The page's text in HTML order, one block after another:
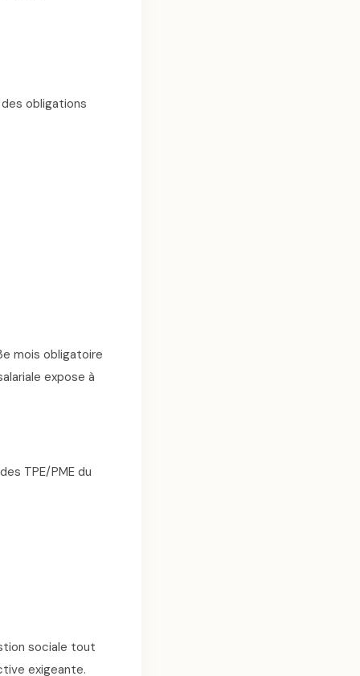
obligations
mois obligatoire
expose à
TPE/PME du
sociale tout
exigeante.